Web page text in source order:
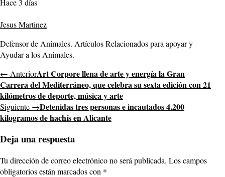
Jesus Martinez
Defensor de Animales. Artículos Relacionados para apoyar y
Ayudar a los Animales.
← AnteriorArt Corpore llena de arte y energía la Gran
Carrera del Mediterráneo, que celebra su sexta edición con 21
kilómetros de deporte, música y arte
Siguiente →Detenidas tres personas e incautados 4.200
kilogramos de hachís en Alicante
Deja una respuesta
Tu dirección de correo electrónico no será publicada. Los campos
obligatorios están marcados con *